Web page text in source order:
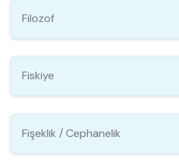
Filozof
Fiskiye
Fişeklik / Cephanelik